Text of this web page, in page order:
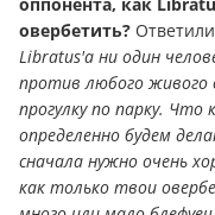
овербетить?
Libratus'а ни один
против любого живого
прогулку по парку.
определенно будем
сначала нужно очень
как только твои